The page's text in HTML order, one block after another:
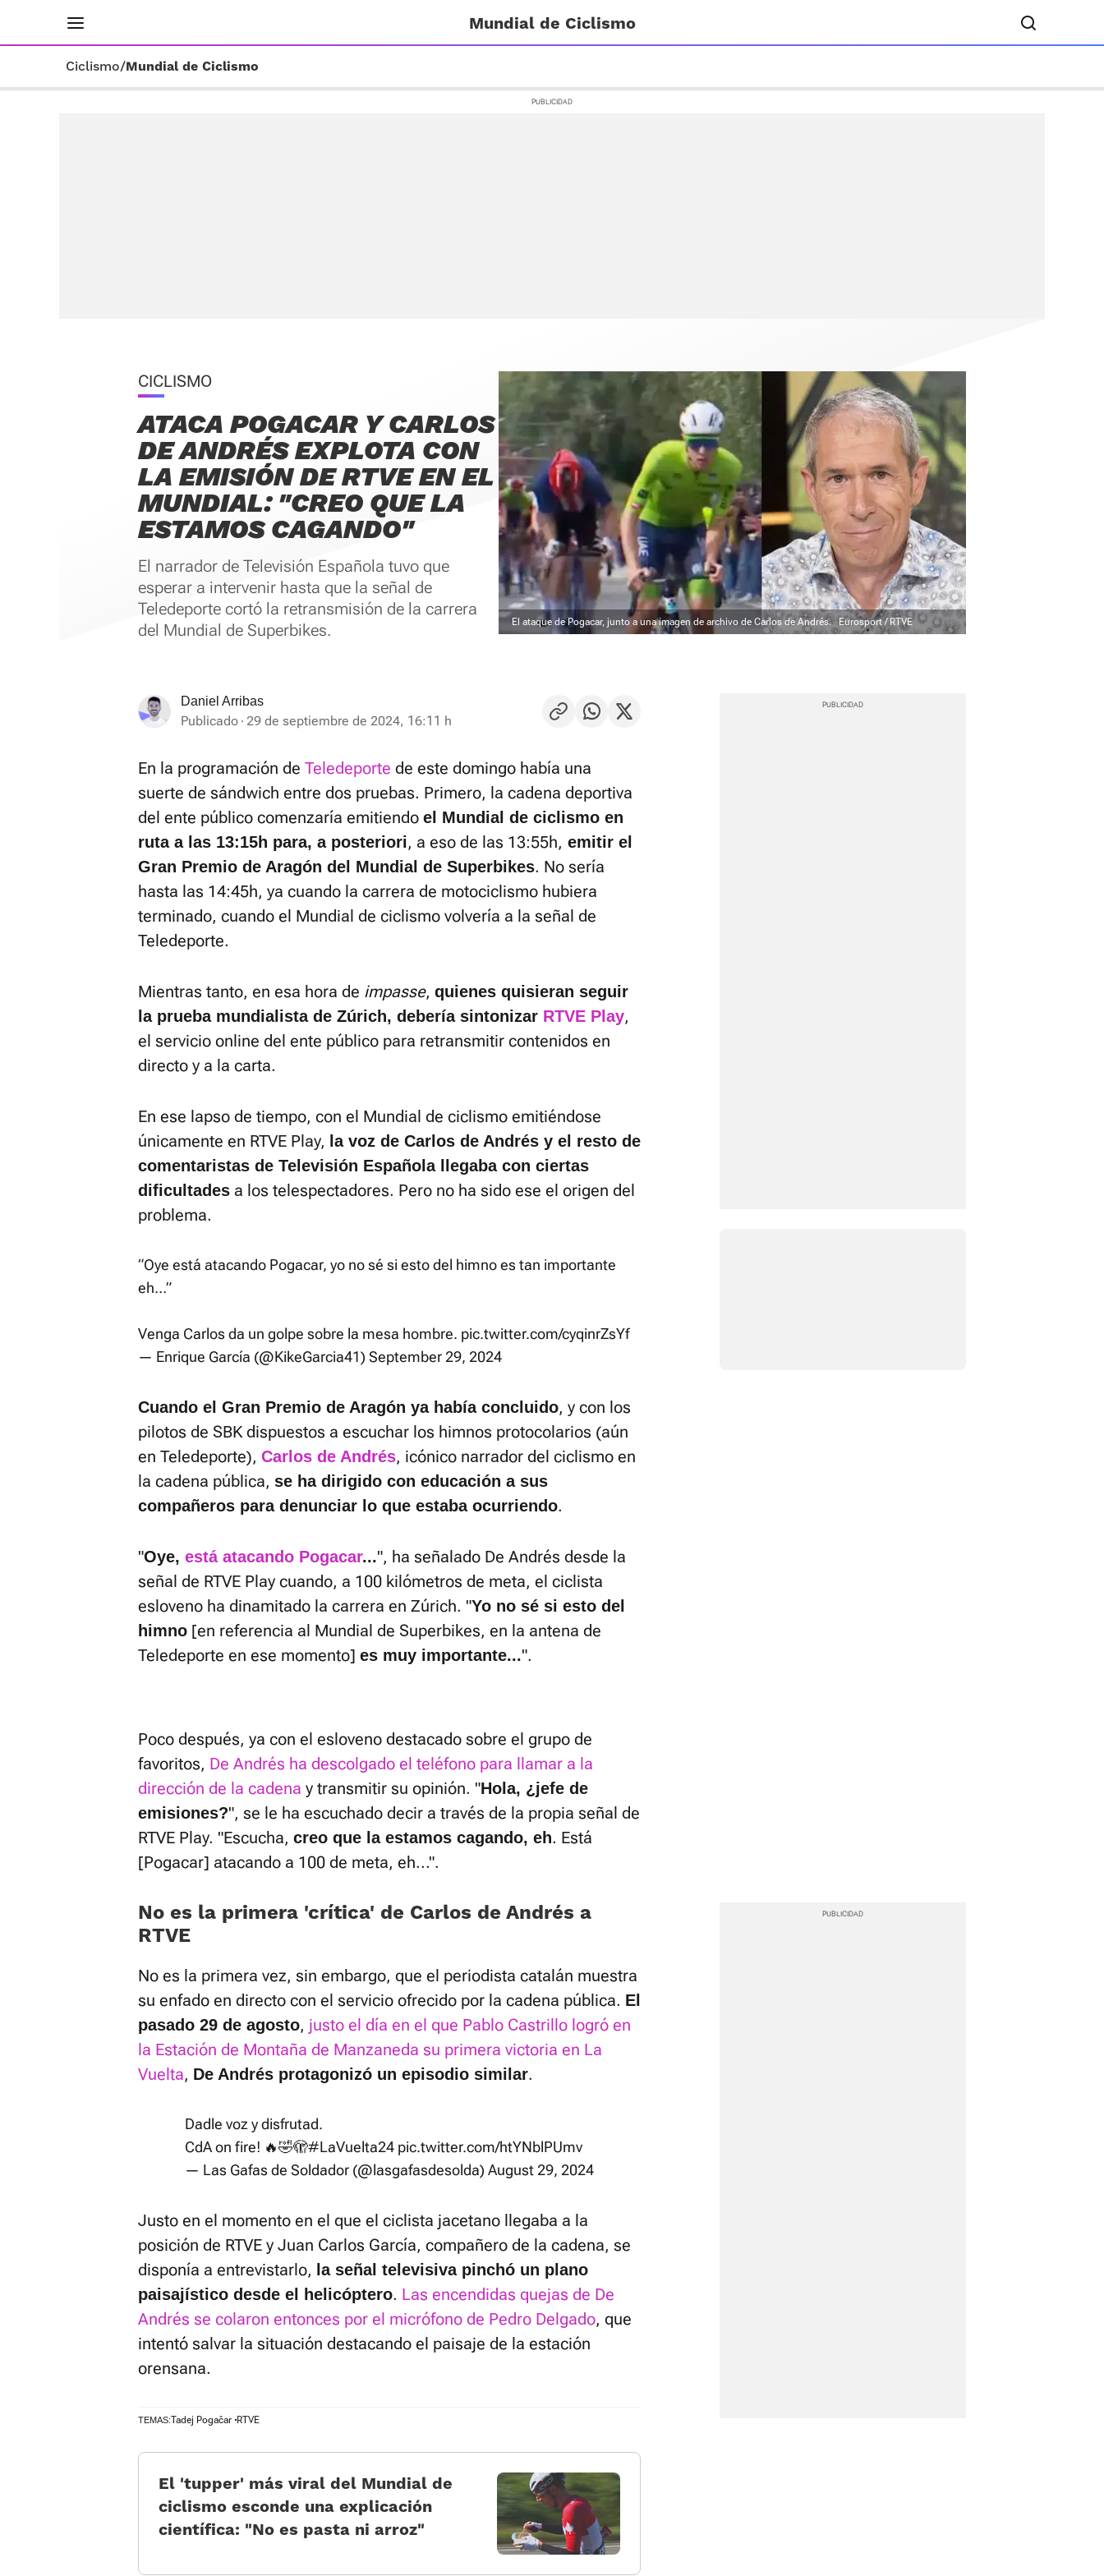
Mundial de Ciclismo
Ciclismo/Mundial de Ciclismo
CICLISMO
ATACA POGACAR Y CARLOS
DE ANDRÉS EXPLOTA CON
LA EMISIÓN DE RTVE EN EL
MUNDIAL: "CREO QUE LA
ESTAMOS CAGANDO"
El narrador de Televisión Española tuvo que
esperar a intervenir hasta que la señal de
Teledeporte cortó la retransmisión de la carrera
del Mundial de Superbikes.
El ataque de Pogacar, junto a una imagen de archivo de Carlos de Andrés. Eurosport / RTVE
Daniel Arribas
Publicado 29 de septiembre de 2024, 16:11 h
En la programación de Teledeporte de este domingo había una
suerte de sándwich entre dos pruebas. Primero, la cadena deportiva
del ente público comenzaría emitiendo el Mundial de ciclismo en
ruta a las 13:15h para, a posteriori, a eso de las 13:55h, emitir el
Gran Premio de Aragón del Mundial de Superbikes. No sería
hasta las 14:45h, ya cuando la carrera de motociclismo hubiera
terminado, cuando el Mundial de ciclismo volvería a la señal de
Teledeporte.
Mientras tanto, en esa hora de impasse, quienes quisieran seguir
la prueba mundialista de Zúrich, debería sintonizar RTVE Play,
el servicio online del ente público para retransmitir contenidos en
directo y a la carta.
En ese lapso de tiempo, con el Mundial de ciclismo emitiéndose
únicamente en RTVE Play, la voz de Carlos de Andrés y el resto de
comentaristas de Televisión Española llegaba con ciertas
dificultades a los telespectadores. Pero no ha sido ese el origen del
problema.
“Oye está atacando Pogacar, yo no sé si esto del himno es tan importante
eh…”
Venga Carlos da un golpe sobre la mesa hombre. pic.twitter.com/cyqinrZsYf
— Enrique García (@KikeGarcia41) September 29, 2024
Cuando el Gran Premio de Aragón ya había concluido, y con los
pilotos de SBK dispuestos a escuchar los himnos protocolarios (aún
en Teledeporte), Carlos de Andrés, icónico narrador del ciclismo en
la cadena pública, se ha dirigido con educación a sus
compañeros para denunciar lo que estaba ocurriendo.
"Oye, está atacando Pogacar...", ha señalado De Andrés desde la
señal de RTVE Play cuando, a 100 kilómetros de meta, el ciclista
esloveno ha dinamitado la carrera en Zúrich. "Yo no sé si esto del
himno [en referencia al Mundial de Superbikes, en la antena de
Teledeporte en ese momento] es muy importante...".
Poco después, ya con el esloveno destacado sobre el grupo de
favoritos, De Andrés ha descolgado el teléfono para llamar a la
dirección de la cadena y transmitir su opinión. "Hola, ¿jefe de
emisiones?", se le ha escuchado decir a través de la propia señal de
RTVE Play. "Escucha, creo que la estamos cagando, eh. Está
[Pogacar] atacando a 100 de meta, eh...".
No es la primera 'crítica' de Carlos de Andrés a
RTVE
No es la primera vez, sin embargo, que el periodista catalán muestra
su enfado en directo con el servicio ofrecido por la cadena pública. El
pasado 29 de agosto, justo el día en el que Pablo Castrillo logró en
la Estación de Montaña de Manzaneda su primera victoria en La
Vuelta, De Andrés protagonizó un episodio similar.
Dadle voz y disfrutad.
CdA on fire! 🔥🤣🫣#LaVuelta24 pic.twitter.com/htYNblPUmv
— Las Gafas de Soldador (@lasgafasdesolda) August 29, 2024
Justo en el momento en el que el ciclista jacetano llegaba a la
posición de RTVE y Juan Carlos García, compañero de la cadena, se
disponía a entrevistarlo, la señal televisiva pinchó un plano
paisajístico desde el helicóptero. Las encendidas quejas de De
Andrés se colaron entonces por el micrófono de Pedro Delgado, que
intentó salvar la situación destacando el paisaje de la estación
orensana.
TEMAS:Tadej Pogačar RTVE
El 'tupper' más viral del Mundial de
ciclismo esconde una explicación
científica: «No es pasta ni arroz»